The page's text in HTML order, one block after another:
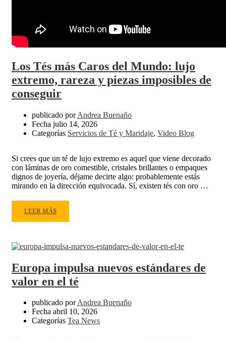
Los Tés más Caros del Mundo: lujo
extremo, rareza y piezas imposibles de
conseguir
publicado por Andrea Buenaño
Fecha julio 14, 2026
Categorías Servicios de Té y Maridaje, Video Blog
Si crees que un té de lujo extremo es aquel que viene decorado
con láminas de oro comestible, cristales brillantes o empaques
dignos de joyería, déjame decirte algo: probablemente estás
mirando en la dirección equivocada. Sí, existen tés con oro …
READ
MORE
TÉS
CAROS
DEL
LUJO
EXTREMO,
RAREZA
LEER MÁS
Europa impulsa nuevos estándares de
valor en el té
publicado porAndrea Buenaño
Fecha abril 10, 2026
Categorías Tea News